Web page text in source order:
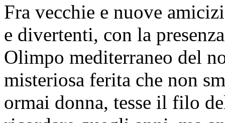
Fra vecchie e nuove
e divertenti, con la
Olimpo mediterraneo del
misteriosa ferita che non
ormai donna, tesse il filo